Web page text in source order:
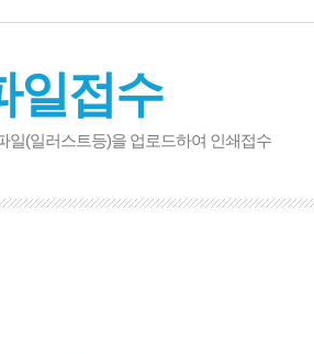
일접수
일(일러스트등)을 업로드하여 인쇄접수